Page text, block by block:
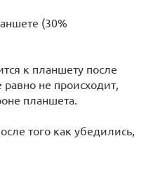
(30%
к планшету после
не происходит,
планшета.
того как убедились,